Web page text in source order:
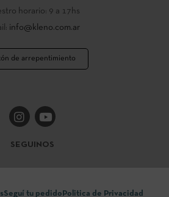
horario: 9 a 17hs
info@kleno.com.ar
de arrepentimiento
SEGUINOS
Seguí tu pedido Politica de Privacidad